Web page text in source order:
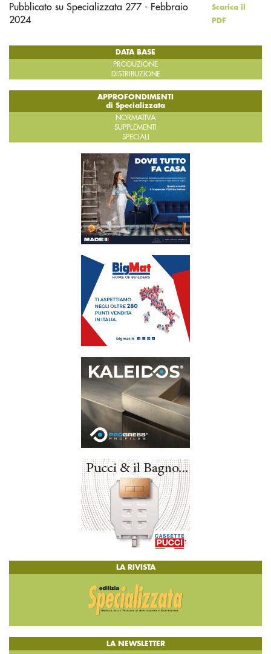
Pubblicato su Specializzata 277 - Febbraio
2024
Scarica il
PDF
DATA BASE
PRODUZIONE
DISTRIBUZIONE
APPROFONDIMENTI
di Specializzata
NORMATIVA
SUPPLEMENTI
SPECIALI
LA RIVISTA
LA NEWSLETTER